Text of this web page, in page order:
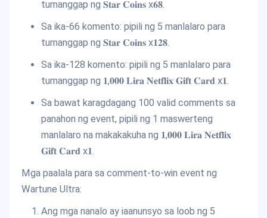
tumanggap ng 𝐒𝐭𝐚𝐫 𝐂𝐨𝐢𝐧𝐬 x𝟔𝟖.
Sa ika-66 komento: pipili ng 5 manlalaro para
tumanggap ng 𝐒𝐭𝐚𝐫 𝐂𝐨𝐢𝐧𝐬 x𝟏𝟐𝟖.
Sa ika-128 komento: pipili ng 5 manlalaro para
tumanggap ng 𝟏,𝟎𝟎𝟎 𝐋𝐢𝐫𝐚 𝐍𝐞𝐭𝐟𝐥𝐢𝐱 𝐆𝐢𝐟𝐭 𝐂𝐚𝐫𝐝 x𝟏.
Sa bawat karagdagang 100 valid comments sa
panahon ng event, pipili ng 1 maswerteng
manlalaro na makakakuha ng 𝟏,𝟎𝟎𝟎 𝐋𝐢𝐫𝐚 𝐍𝐞𝐭𝐟𝐥𝐢𝐱
𝐆𝐢𝐟𝐭 𝐂𝐚𝐫𝐝 x𝟏.
Mga paalala para sa comment-to-win event ng
Wartune Ultra:
Ang mga nanalo ay iaanunsyo sa loob ng 5